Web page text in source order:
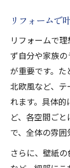
低予
おし
部分
費用
部分リフ
部分
方法
リフ
リフォームで
リフォームで
ず自分や家族
が重要です。た
北欧風など、
れます。具体
ど、各空間ご
で、全体の雰囲
さらに、壁紙